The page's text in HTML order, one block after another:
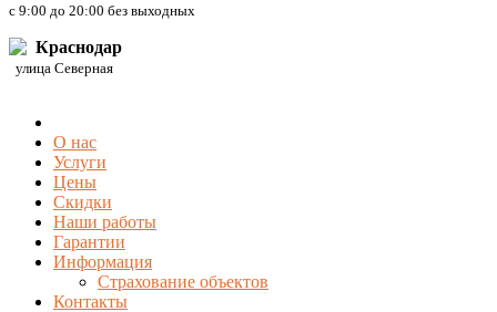
c 9:00 до 20:00 без выходных
Краснодар
улица Северная
О нас
Услуги
Цены
Скидки
Наши работы
Гарантии
Информация
Страхование объектов
Контакты